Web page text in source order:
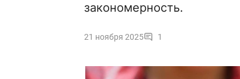
закономерность.
21 ноября 2025 1